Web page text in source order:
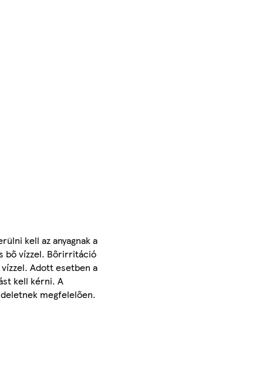
kell az anyagnak a
bő vízzel. Bőrirritáció
Adott esetben a
kell kérni. A
megfelelően.